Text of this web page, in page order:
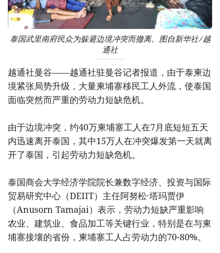
泰国武里南府民众为躲避边境冲突而撤离。图自新华社/越
通社
越通社曼谷——越通社驻曼谷记者报道，由于泰柬边
境紧张局势升级，大量柬埔寨移民工人外流，使泰国
面临突然而严重的劳动力短缺危机。
由于边境冲突，约40万柬埔寨工人在7月底短短五天
内迅速离开泰国，其中15万人在冲突爆发第一天就离
开了泰国，引起劳动力短缺危机。
泰国商会大学经济学院院长兼数字经济、投资与国际
贸易研究中心（DEIIT）主任阿努松·塔玛贾伊
（Anusorn Tamajai）表示，劳动力短缺严重影响
农业、建筑业、食品加工等关键行业，特别是在与柬
埔寨接壤的省份，柬埔寨工人占劳动力的70-80%。